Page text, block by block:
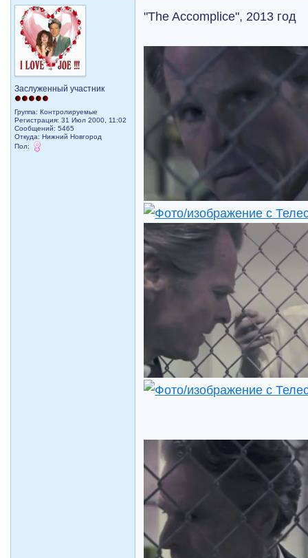
Заслуженный участник
Группа: Контролируемые
Регистрация: 31 Июл 2000, 11:02
Сообщений: 5465
Откуда: Нижний Новгород
Пол:
"The Accomplice", 2013 год